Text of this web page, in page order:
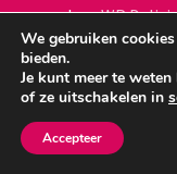
doorWP
We gebruiken
bieden.
Je kunt meer te
of ze uitschakelen in
Accepteer